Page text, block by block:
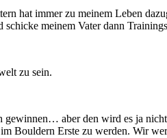
hat immer zu meinem Leben
meinem Vater dann
zu sein.
aber den wird es ja
Bouldern Erste zu werden. Wir